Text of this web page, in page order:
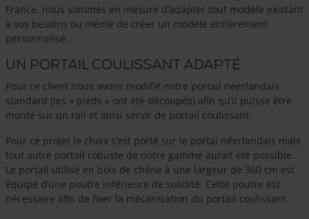
France, nous sommes en mesure d’adapter tout modèle existant
à vos besoins ou même de créer un modèle entièrement
personnalisé.
Un portail coulissant adapté
Pour ce client nous avons modifié notre portail néerlandais
standard (les « pieds » ont été découpés) afin qu’il puisse être
monté sur un rail et ainsi servir de portail coulissant.
Pour ce projet le choix s’est porté sur le portal néerlandais mais
tout autre portail robuste de notre gamme aurait été possible.
Le portail utilisé en bois de chêne à une largeur de 360 cm est
équipé d’une poutre inférieure de solidité. Cette poutre est
nécessaire afin de fixer la mécanisation du portail coulissant.